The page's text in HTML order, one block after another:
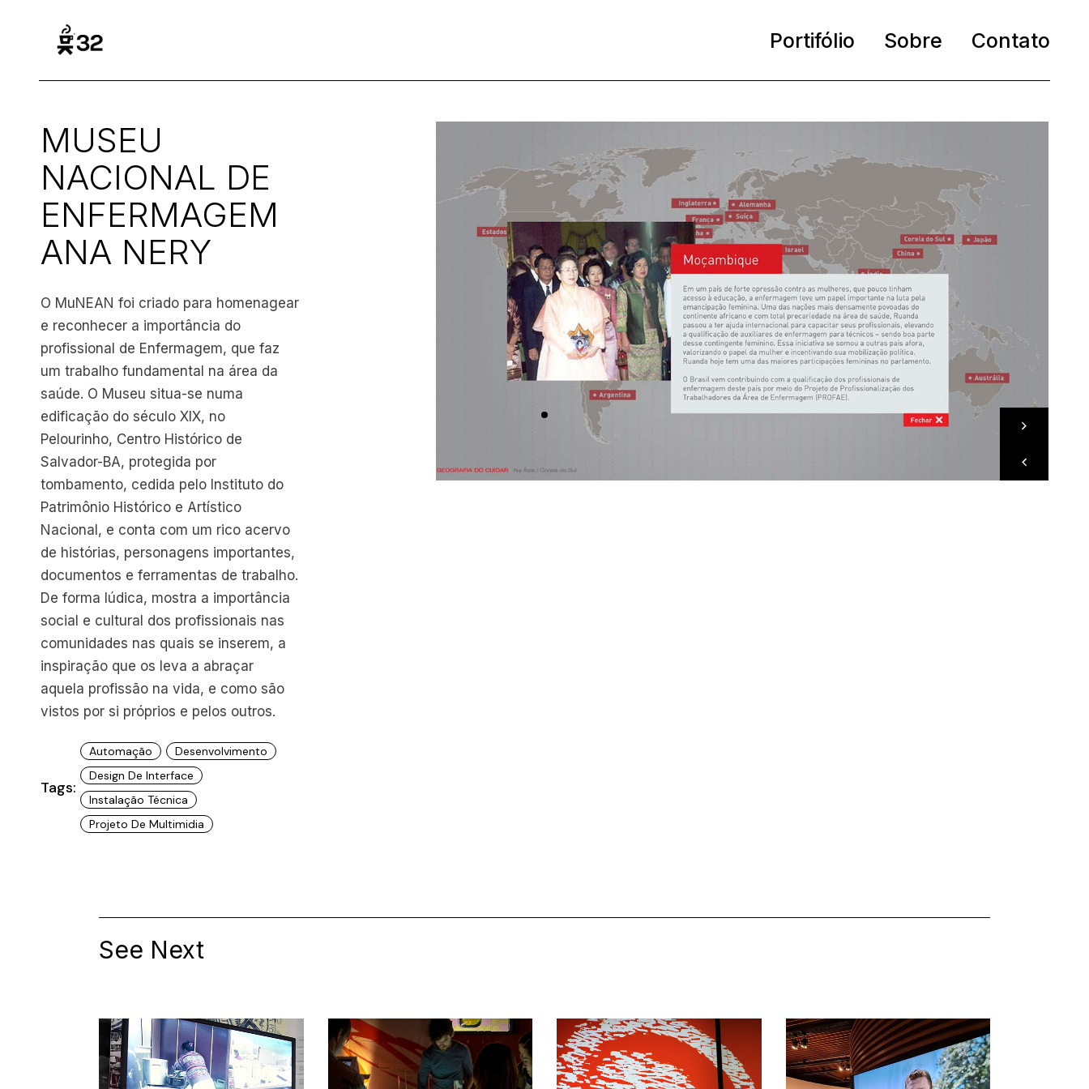
Portifólio Sobre Contato
MUSEU
NACIONAL DE
ENFERMAGEM
ANA NERY
O MuNEAN foi criado para homenagear
e reconhecer a importância do
profissional de Enfermagem, que faz
um trabalho fundamental na área da
saúde. O Museu situa-se numa
edificação do século XIX, no
Pelourinho, Centro Histórico de
Salvador-BA, protegida por
tombamento, cedida pelo Instituto do
Patrimônio Histórico e Artístico
Nacional, e conta com um rico acervo
de histórias, personagens importantes,
documentos e ferramentas de trabalho.
De forma lúdica, mostra a importância
social e cultural dos profissionais nas
comunidades nas quais se inserem, a
inspiração que os leva a abraçar
aquela profissão na vida, e como são
vistos por si próprios e pelos outros.
Tags:
Automação
Desenvolvimento
Design De Interface
Instalação Técnica
Projeto De Multimidia
See Next